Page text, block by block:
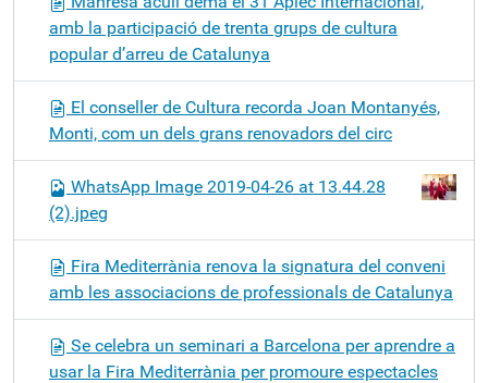
amb la participació de trenta grups de cultura
popular d’arreu de Catalunya
El conseller de Cultura recorda Joan Montanyés,
Monti, com un dels grans renovadors del circ
WhatsApp Image 2019-04-26 at 13.44.28
(2).jpeg
Fira Mediterrània renova la signatura del conveni
amb les associacions de professionals de Catalunya
Se celebra un seminari a Barcelona per aprendre a
usar la Fira Mediterrània per promoure espectacles